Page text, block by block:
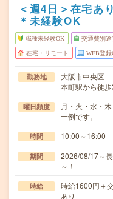
＜週4日＞在宅あ
＊未経験OK
職種未経験OK 交通費別途
在宅・リモート WEB登録
勤務地
大阪市中央区
本町駅から徒
曜日頻度
月・火・水・
一例です。
時間 10:00～16:00
期間
2026/08/17～
～！
時給
時給1600円＋
あり